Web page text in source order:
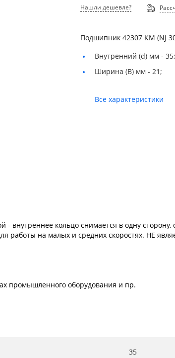
Нашли дешевле?
Подшипник 42307 КМ (NJ
Внутренний (d) мм -35;
Ширина (B) мм - 21;
Все характеристики
внутреннее кольцо снимается в одну
работы на малых и средних скоростях. НЕ
промышленного оборудования и пр.
35